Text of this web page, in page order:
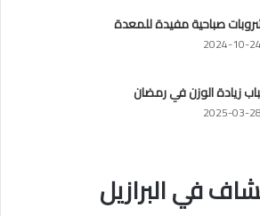
صباحية مفيدة للمعدة
2024-10-24
زيادة الوزن في رمضان
2025-03-28
في البرازيل